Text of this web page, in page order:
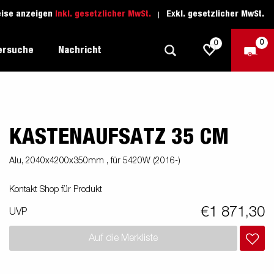
anzeigen Inkl. gesetzlicher MwSt. Exkl. gesetzlicher MwSt.
Freizeit-Anhänger
Boots-Anhänger
Wassersport-Anhänger
Anhänger für Unternehmer
Fahrschule
Ersatzteile
1205 Limited Edition
Nachricht
0 0
KASTENAUFSATZ 35 CM
Alu, 2040x4200x350mm , für 5420W (2016-)
Kontakt Shop für Produkt
UVP €1 871,30
Auf die Merkliste